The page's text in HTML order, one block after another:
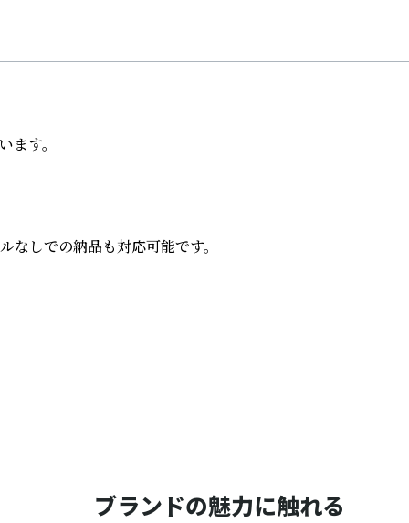
す。
なしでの納品も対応可能です。
ブランドの魅力に触れる